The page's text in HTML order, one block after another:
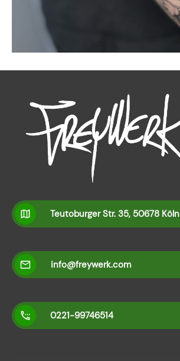
Teutoburger Str. 35, 50678 Köln
info@freywerk.com
0221-99746514